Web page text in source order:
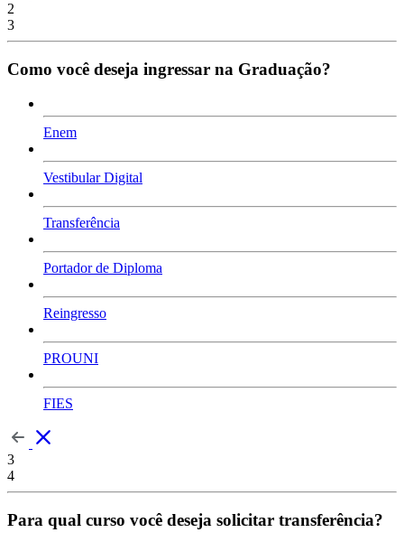
2
3
Como você deseja ingressar na Graduação?
Enem
Vestibular Digital
Transferência
Portador de Diploma
Reingresso
PROUNI
FIES
3
4
Para qual curso você deseja solicitar transferência?